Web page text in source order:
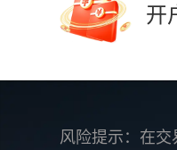
开
风险提示：在